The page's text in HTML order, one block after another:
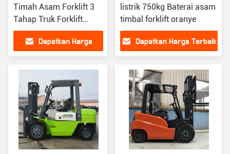
Timah Asam Forklift 3
Tahap Truk Forklift
Listrik
Dapatkan Harga
listrik 750kg Baterai asam
timbal forklift oranye
Dapatkan Harga Terbaik